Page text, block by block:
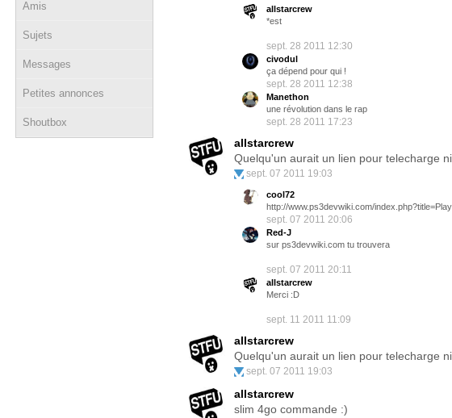
Amis
Sujets
Messages
Petites annonces
Shoutbox
allstarcrew
*est
sept. 28 2011 12:30
civodul
ça dépend pour qui !
sept. 28 2011 12:38
Manethon
une révolution dans le rap
sept. 28 2011 17:23
allstarcrew
Quelqu'un aurait un lien pour telecharge
sept. 07 2011 19:03
cool72
http://www.ps3devwiki.com/
sept. 07 2011 20:06
Red-J
sur ps3devwiki.com tu trouvera
sept. 07 2011 20:11
allstarcrew
Merci :D
sept. 11 2011 11:09
allstarcrew
Quelqu'un aurait un lien pour telecharge
sept. 07 2011 19:03
allstarcrew
slim 4go commande :)